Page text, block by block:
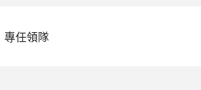
專任領隊